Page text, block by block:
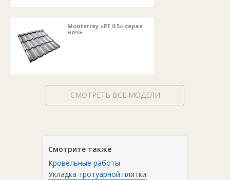
Monterrey «PE 0.5» серая
ночь
СМОТРЕТЬ ВСЕ МОДЕЛИ
Смотрите также
Кровельные работы
Укладка тротуарной плитки